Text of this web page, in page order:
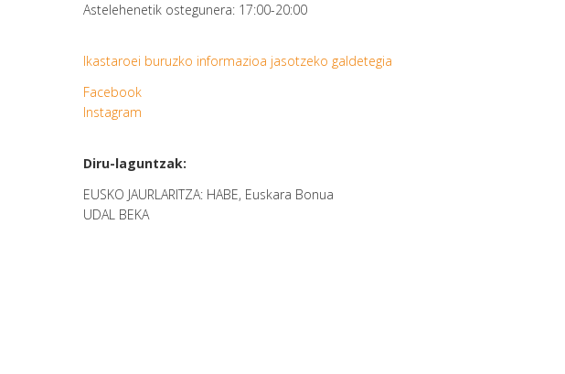
Astelehenetik ostegunera: 17:00-20:00
Ikastaroei buruzko informazioa jasotzeko galdetegia
Facebook
Instagram
Diru-laguntzak:
EUSKO JAURLARITZA: HABE, Euskara Bonua
UDAL BEKA